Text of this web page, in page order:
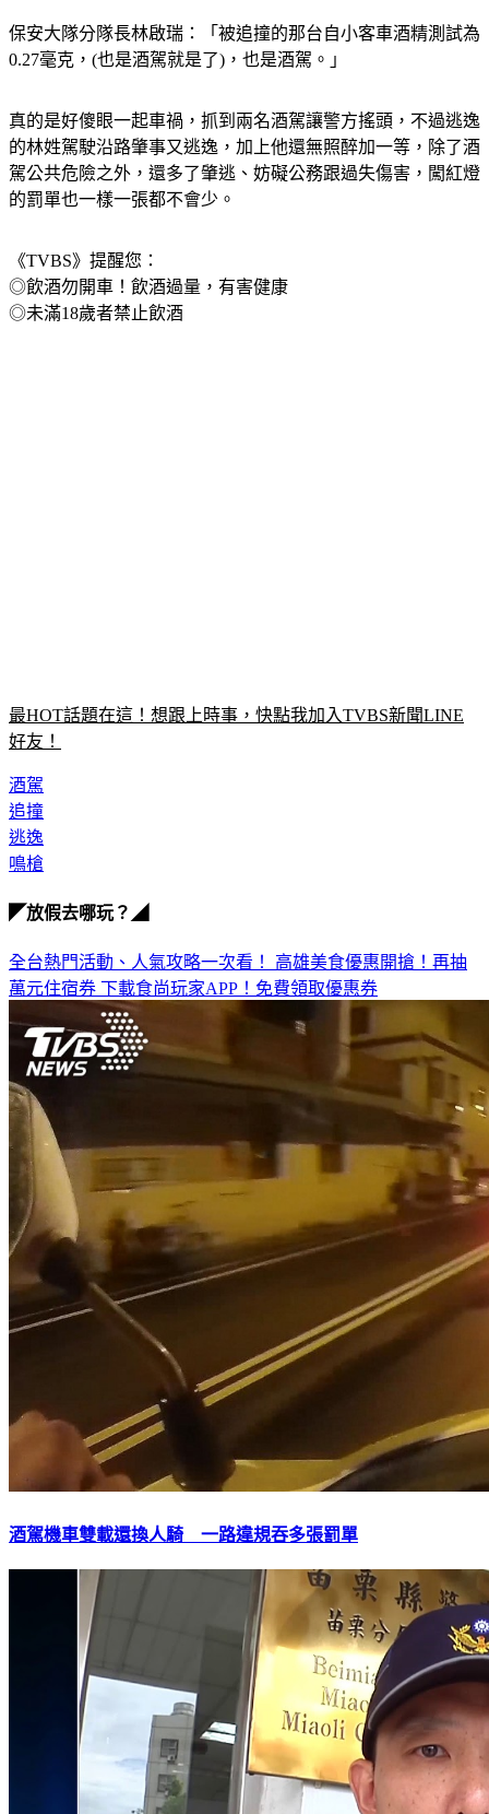
保安大隊分隊長林啟瑞：「被追撞的那台自小客車酒精測試為
0.27毫克，(也是酒駕就是了)，也是酒駕。」
真的是好傻眼一起車禍，抓到兩名酒駕讓警方搖頭，不過逃逸
的林姓駕駛沿路肇事又逃逸，加上他還無照醉加一等，除了酒
駕公共危險之外，還多了肇逃、妨礙公務跟過失傷害，闖紅燈
的罰單也一樣一張都不會少。
《TVBS》提醒您：
◎飲酒勿開車！飲酒過量，有害健康
◎未滿18歲者禁止飲酒
最HOT話題在這！想跟上時事，快點我加入TVBS新聞LINE
好友！
酒駕
追撞
逃逸
鳴槍
◤放假去哪玩？◢
全台熱門活動、人氣攻略一次看！ 高雄美食優惠開搶！再抽
萬元住宿券 下載食尚玩家APP！免費領取優惠券
酒駕機車雙載還換人騎 一路違規吞多張罰單